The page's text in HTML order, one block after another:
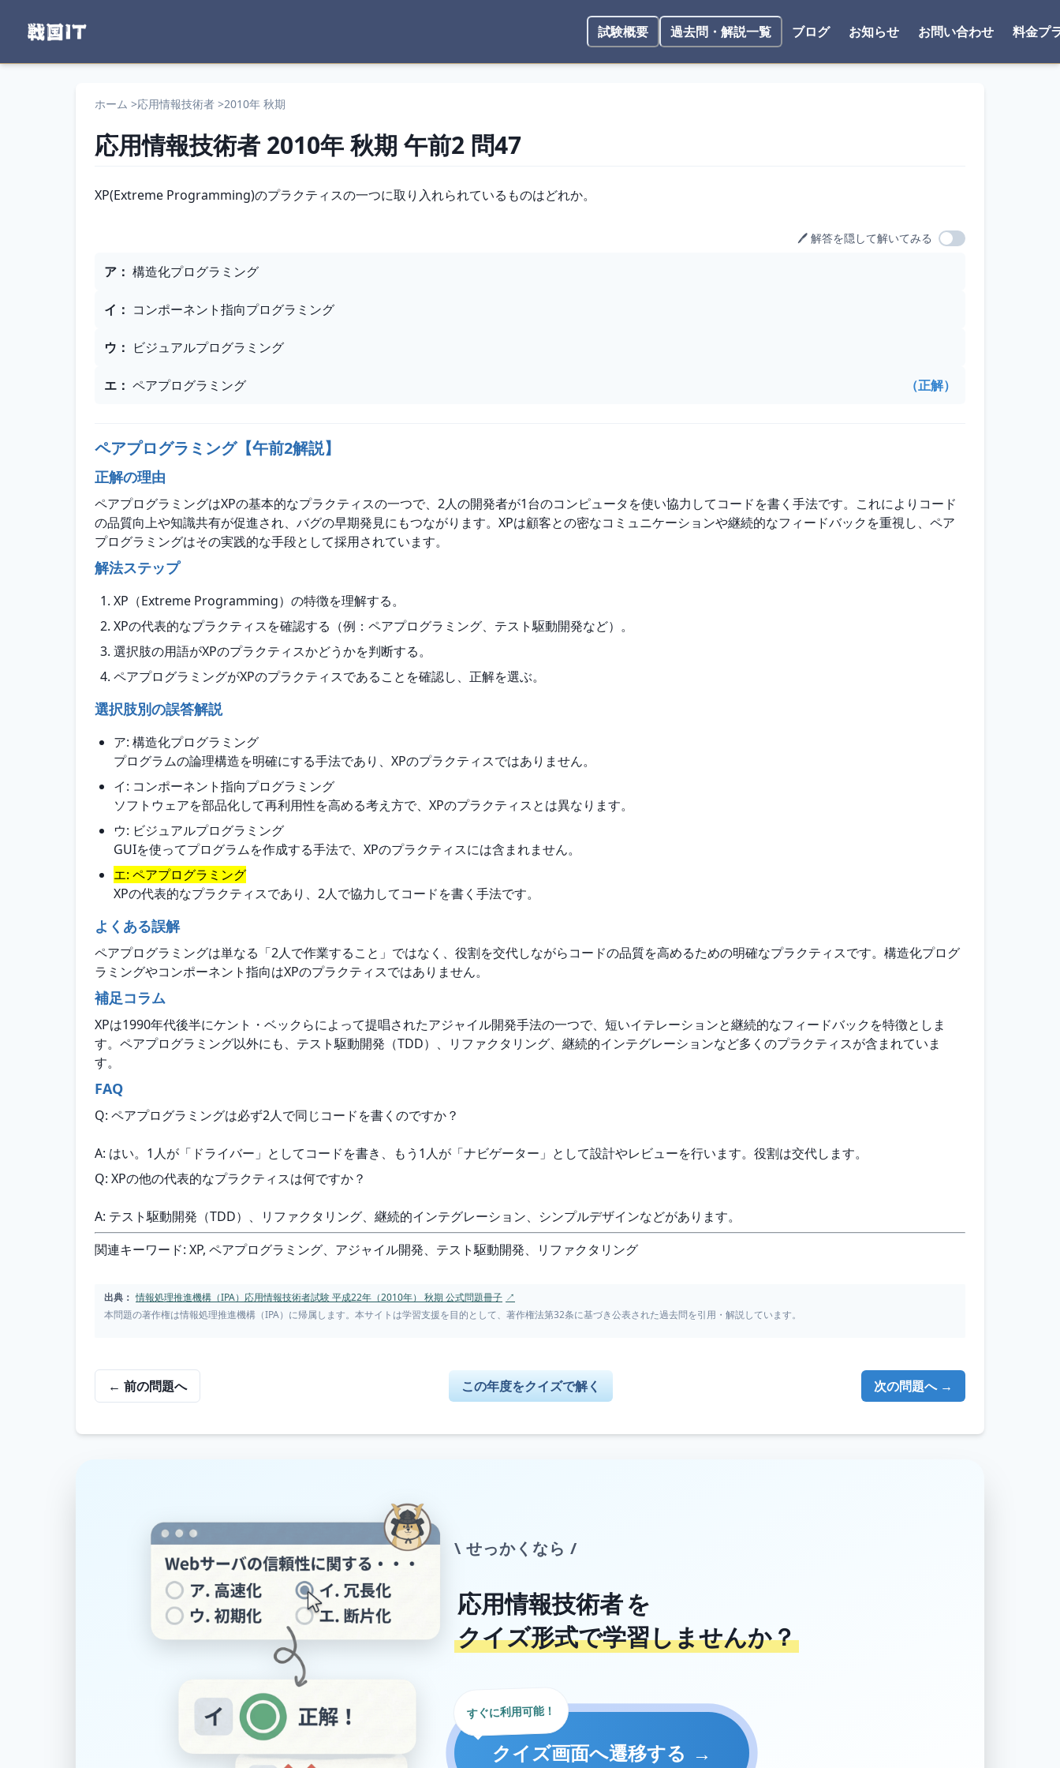
試験概要 過去問・解説一覧 ブログ お知らせ お問い合わせ 料金プ
ホーム >応用情報技術者 >2010年 秋期
応用情報技術者 2010年 秋期 午前2 問47
問題文
XP(Extreme Programming)のプラクティスの一つに取り入れられているものはどれか。
🖊️ 解答を隠して解いてみる
選択肢
ア ： 構造化プログラミング
イ ： コンポーネント指向プログラミング
ウ ： ビジュアルプログラミング
エ ： ペアプログラミング （正解）
ペアプログラミング【午前2解説】
正解の理由
ペアプログラミングはXPの基本的なプラクティスの一つで、2人の開発者が1台のコンピュータを使い協力してコードを書く手法です。これによりコード
の品質向上や知識共有が促進され、バグの早期発見にもつながります。XPは顧客との密なコミュニケーションや継続的なフィードバックを重視し、ペア
プログラミングはその実践的な手段として採用されています。
解法ステップ
XP（Extreme Programming）の特徴を理解する。
XPの代表的なプラクティスを確認する（例：ペアプログラミング、テスト駆動開発など）。
選択肢の用語がXPのプラクティスかどうかを判断する。
ペアプログラミングがXPのプラクティスであることを確認し、正解を選ぶ。
選択肢別の誤答解説
ア: 構造化プログラミング
プログラムの論理構造を明確にする手法であり、XPのプラクティスではありません。
イ: コンポーネント指向プログラミング
ソフトウェアを部品化して再利用性を高める考え方で、XPのプラクティスとは異なります。
ウ: ビジュアルプログラミング
GUIを使ってプログラムを作成する手法で、XPのプラクティスには含まれません。
エ: ペアプログラミング
XPの代表的なプラクティスであり、2人で協力してコードを書く手法です。
よくある誤解
ペアプログラミングは単なる「2人で作業すること」ではなく、役割を交代しながらコードの品質を高めるための明確なプラクティスです。構造化プログ
ラミングやコンポーネント指向はXPのプラクティスではありません。
補足コラム
XPは1990年代後半にケント・ベックらによって提唱されたアジャイル開発手法の一つで、短いイテレーションと継続的なフィードバックを特徴としま
す。ペアプログラミング以外にも、テスト駆動開発（TDD）、リファクタリング、継続的インテグレーションなど多くのプラクティスが含まれていま
す。
FAQ
Q: ペアプログラミングは必ず2人で同じコードを書くのですか？
A: はい。1人が「ドライバー」としてコードを書き、もう1人が「ナビゲーター」として設計やレビューを行います。役割は交代します。
Q: XPの他の代表的なプラクティスは何ですか？
A: テスト駆動開発（TDD）、リファクタリング、継続的インテグレーション、シンプルデザインなどがあります。
関連キーワード: XP, ペアプログラミング、アジャイル開発、テスト駆動開発、リファクタリング
出典： 情報処理推進機構（IPA）応用情報技術者試験 平成22年（2010年） 秋期 公式問題冊子 ↗
本問題の著作権は情報処理推進機構（IPA）に帰属します。本サイトは学習支援を目的として、著作権法第32条に基づき公表された過去問を引用・解説しています。
← 前の問題へ この年度をクイズで解く 次の問題へ →
\ せっかくなら /
応用情報技術者を
クイズ形式で学習しませんか？
クイズ画面へ遷移する →
すぐに利用可能！